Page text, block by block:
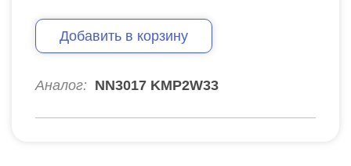
Добавить в корзину
Аналог: NN3017 KMP2W33